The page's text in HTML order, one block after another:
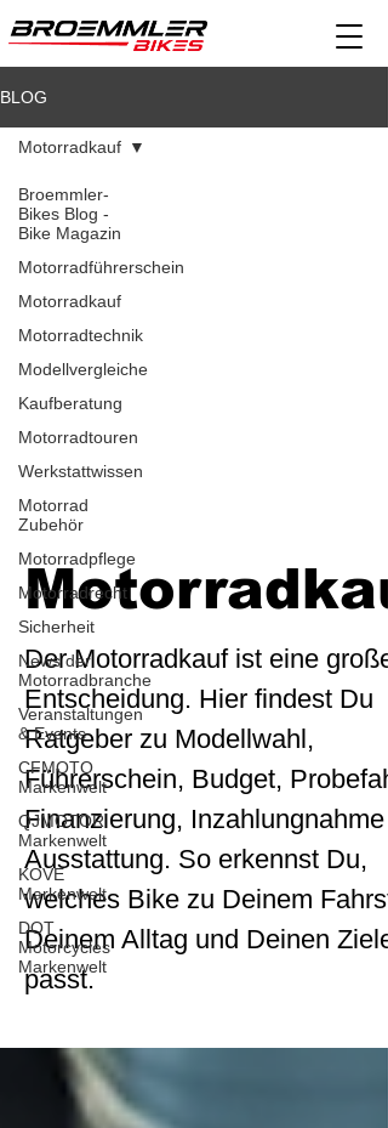
BLOG
Broemmler-
Bikes Blog -
Bike Magazin
Motorradführerschein
Motorradkauf
Motorradtechnik
Modellvergleiche
Kaufberatung
Motorradtouren
Werkstattwissen
Motorrad
Zubehör
Motorradpflege
Motorradrecht
Sicherheit
News der
Motorradbranche
Veranstaltungen
& Events
CFMOTO
Markenwelt
QJMOTOR
Markenwelt
KOVE
Markenwelt
DOT
Motorcycles
Markenwelt
Motorradkauf
Der Motorradkauf ist eine große
Entscheidung. Hier findest Du
Ratgeber zu Modellwahl,
Führerschein, Budget,
Finanzierung, Inzahlungnahme
Ausstattung. So erkennst Du,
welches Bike zu Deinem
Deinem Alltag und Deinen
passt.